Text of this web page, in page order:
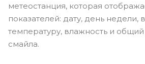
метеостанция, которая
показателей: дату, день недели,
температуру, влажность и
смайла.